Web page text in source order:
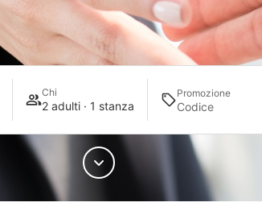
Chi
2 adulti · 1 stanza
Promozione